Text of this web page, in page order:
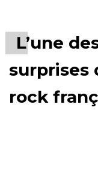
L’une
surprises
rock